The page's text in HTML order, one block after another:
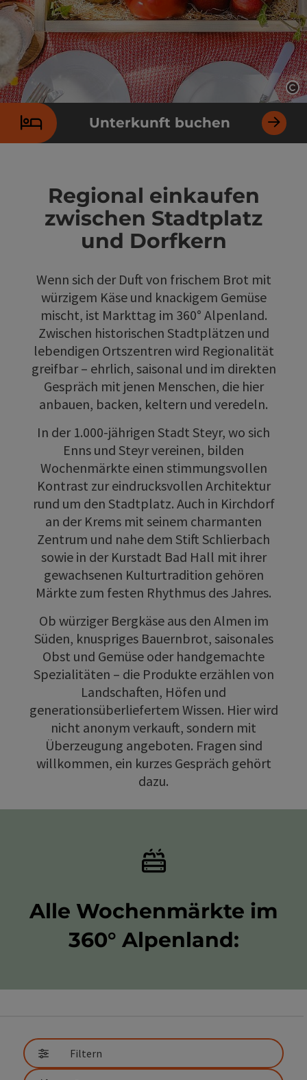
Unterkunft buchen
Regional einkaufen
zwischen Stadtplatz
und Dorfkern
Wenn sich der Duft von frischem Brot mit
würzigem Käse und knackigem Gemüse
mischt, ist Markttag im 360° Alpenland.
Zwischen historischen Stadtplätzen und
lebendigen Ortszentren wird Regionalität
greifbar – ehrlich, saisonal und im direkten
Gespräch mit jenen Menschen, die hier
anbauen, backen, keltern und veredeln.
In der 1.000-jährigen Stadt Steyr, wo sich
Enns und Steyr vereinen, bilden
Wochenmärkte einen stimmungsvollen
Kontrast zur eindrucksvollen Architektur
rund um den Stadtplatz. Auch in Kirchdorf
an der Krems mit seinem charmanten
Zentrum und nahe dem Stift Schlierbach
sowie in der Kurstadt Bad Hall mit ihrer
gewachsenen Kulturtradition gehören
Märkte zum festen Rhythmus des Jahres.
Ob würziger Bergkäse aus den Almen im
Süden, knuspriges Bauernbrot, saisonales
Obst und Gemüse oder handgemachte
Spezialitäten – die Produkte erzählen von
Landschaften, Höfen und
generationsüberliefertem Wissen. Hier wird
nicht anonym verkauft, sondern mit
Überzeugung angeboten. Fragen sind
willkommen, ein kurzes Gespräch gehört
dazu.
Alle Wochenmärkte im
360° Alpenland:
Filtern